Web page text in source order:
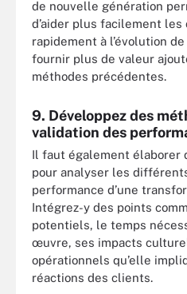
de nouvelle génération
d’aider plus facilement les
rapidement à l’évolution
fournir plus de valeur
méthodes précédentes.
9. Développez des
validation des
Il faut également élaborer
pour analyser les
performance d’une
Intégrez-y des points
potentiels, le temps
œuvre, ses impacts
opérationnels qu’elle
réactions des clients.